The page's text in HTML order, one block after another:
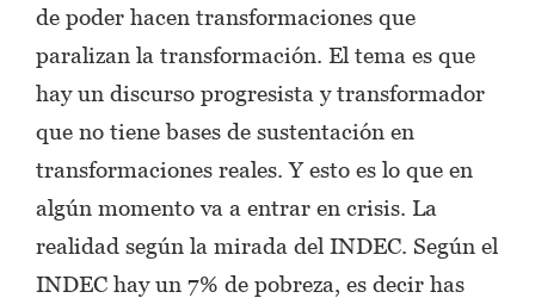
de poder hacen transformaciones que
paralizan la transformación. El tema es que
hay un discurso progresista y transformador
que no tiene bases de sustentación en
transformaciones reales. Y esto es lo que en
algún momento va a entrar en crisis. La
realidad según la mirada del INDEC. Según el
INDEC hay un 7% de pobreza, es decir has